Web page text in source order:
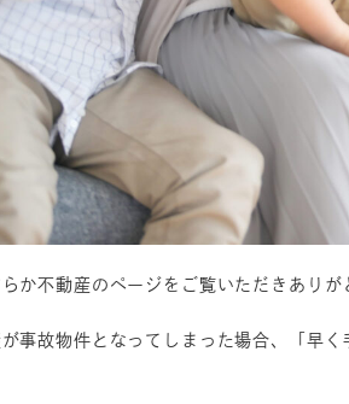
か不動産のページをご覧いただきありが
事故物件となってしまった場合、「早